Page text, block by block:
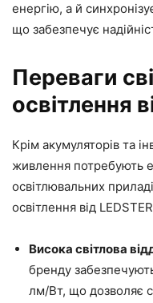
енергію, а й
що забезпечує
Переваги
освітлення
Крім акумуляторів та
живлення потребують
освітлювальних
освітлення від
Висока світлова
бренду
лм/Вт, що дозволяє